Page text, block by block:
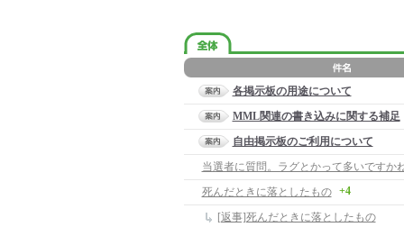
各掲示板の用途について
MML関連の書き込みに関する補足
自由掲示板のご利用について
当選者に質問。ラグとかって多いですか
死んだときに落としたもの
+4
[返事]死んだときに落としたもの